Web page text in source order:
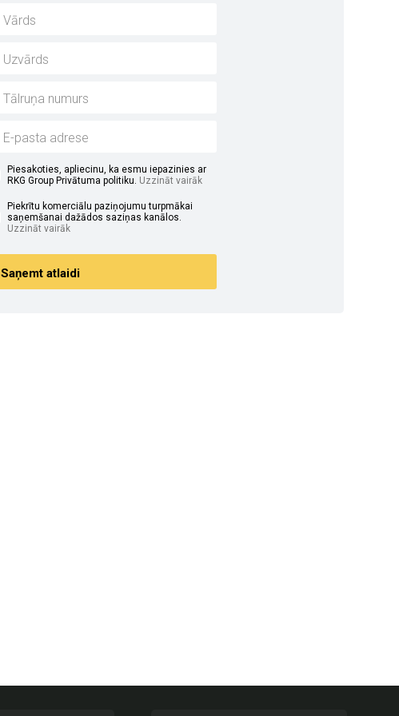
Piesakoties, apliecinu, ka esmu iepazinies ar
RKG Group Privātuma politiku. Uzzināt vairāk
Piekrītu komerciālu paziņojumu turpmākai
saņemšanai dažādos saziņas kanālos.
Uzzināt vairāk
Saņemt atlaidi